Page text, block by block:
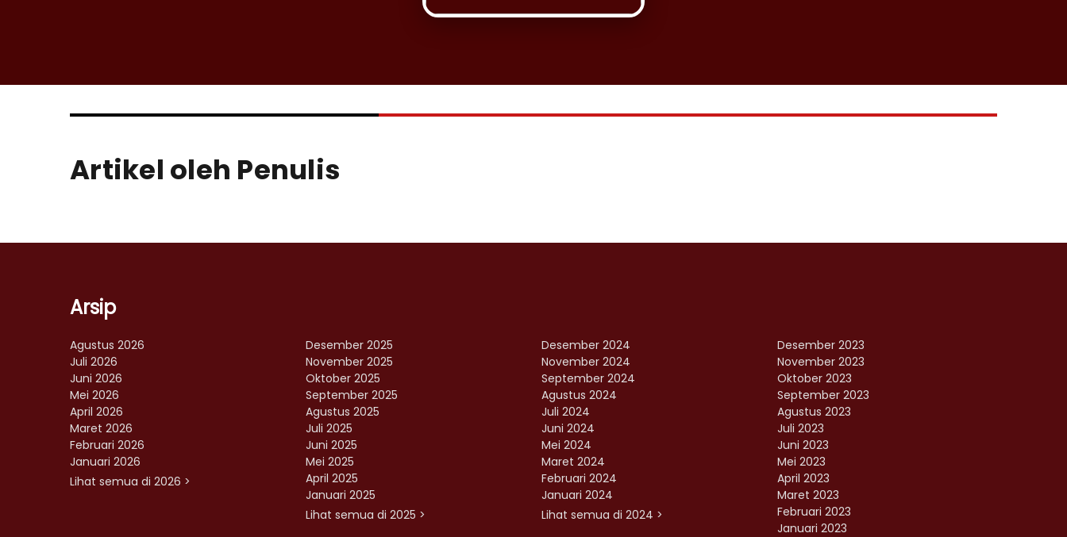
Artikel oleh Penulis
Arsip
Agustus 2026
Juli 2026
Juni 2026
Mei 2026
April 2026
Maret 2026
Februari 2026
Januari 2026
Lihat semua di 2026 >
Desember 2025
November 2025
Oktober 2025
September 2025
Agustus 2025
Juli 2025
Juni 2025
Mei 2025
April 2025
Januari 2025
Lihat semua di 2025 >
Desember 2024
November 2024
September 2024
Agustus 2024
Juli 2024
Juni 2024
Mei 2024
Maret 2024
Februari 2024
Januari 2024
Lihat semua di 2024 >
Desember 2023
November 2023
Oktober 2023
September 2023
Agustus 2023
Juli 2023
Juni 2023
Mei 2023
April 2023
Maret 2023
Februari 2023
Januari 2023